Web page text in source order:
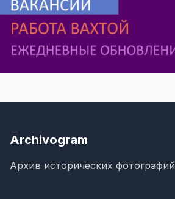
Archivogram
Архив исторических фотографий